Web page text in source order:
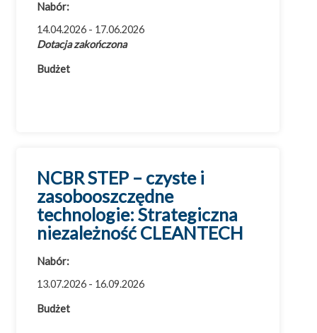
Województwo dolnośląskie
Województwo kujawsko-pomorskie
Województwo podkarpackie
Województwo podlaskie
Województwo pomorskie
Województwo śląskie
Nabór:
14.04.2026 - 17.06.2026
Dotacja zakończona
Budżet
NCBR STEP – czyste i
zasobooszczędne
technologie: Strategiczna
niezależność CLEANTECH
Nabór:
13.07.2026 - 16.09.2026
Budżet